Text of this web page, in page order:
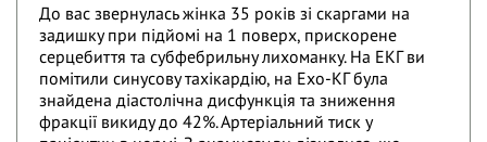
До вас звернулась жінка 35 років зі скаргами на
задишку при підйомі на 1 поверх, прискорене
серцебиття та субфебрильну лихоманку. На ЕКГ ви
помітили синусову тахікардію, на Ехо-КГ була
знайдена діастолічна дисфункція та зниження
фракції викиду до 42%. Артеріальний тиск у